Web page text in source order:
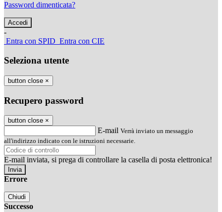
Password dimenticata?
-
Entra con SPID Entra con CIE
Seleziona utente
button close ×
Recupero password
button close ×
E-mail Verrà inviato un messaggio
all'indirizzo indicato con le istruzioni necessarie.
E-mail inviata, si prega di controllare la casella di posta elettronica!
Errore
Chiudi
Successo